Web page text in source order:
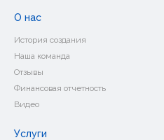
О нас
История создания
Наша команда
Отзывы
Финансовая отчетность
Видео
Услуги